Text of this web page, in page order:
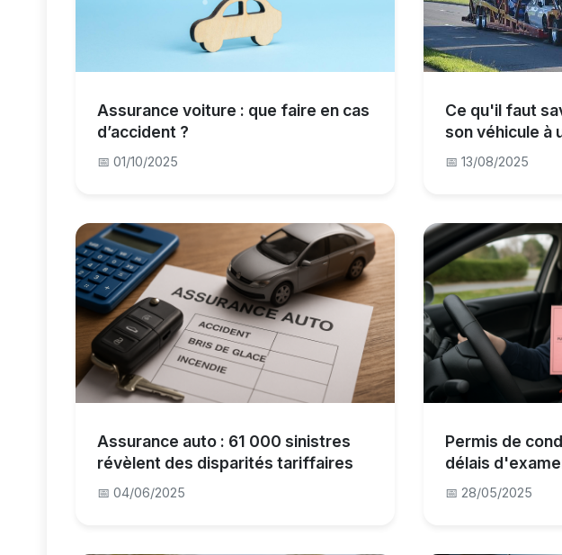
Assurance voiture : que faire en cas
d’accident ?
📅 01/10/2025
Ce qu'il faut
son véhicule à
📅 13/08/2025
Assurance auto : 61 000 sinistres
révèlent des disparités tariffaires
📅 04/06/2025
Permis de
délais
📅 28/05/2025